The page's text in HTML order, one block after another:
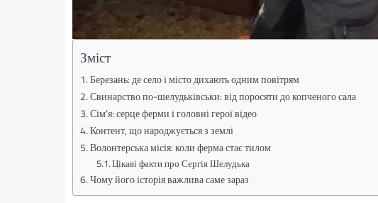
Зміст
Березань: де село і місто дихають одним повітрям
Свинарство по-шелудьківськи: від поросяти до копченого сала
Сім’я: серце ферми і головні герої відео
Контент, що народжується з землі
Волонтерська місія: коли ферма стає тилом
Цікаві факти про Сергія Шелудька
Чому його історія важлива саме зараз